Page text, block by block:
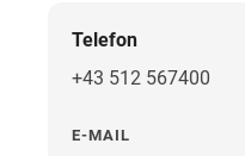
Telefon
+43 512 567400
E-MAIL